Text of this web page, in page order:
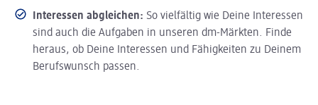
Interessen abgleichen: So vielfältig wie Deine Interessen
sind auch die Aufgaben in unseren dm-Märkten. Finde
heraus, ob Deine Interessen und Fähigkeiten zu Deinem
Berufswunsch passen.